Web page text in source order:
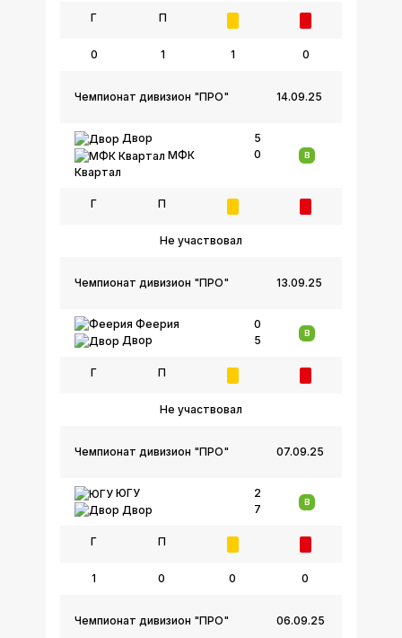
Г П
0 1 1 0
14.09.25
Чемпионат дивизион "ПРО"
Двор
МФК
Квартал
5
0
В
Г П
Не участвовал
13.09.25
Чемпионат дивизион "ПРО"
Феерия
Двор
0
5
В
Г П
Не участвовал
07.09.25
Чемпионат дивизион "ПРО"
ЮГУ
Двор
2
7
В
Г П
1 0 0 0
06.09.25
Чемпионат дивизион "ПРО"